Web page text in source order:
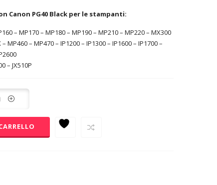
Canon PG40 Black per le stampanti:
– MP170 – MP180 – MP190 – MP210 – MP220 – MX300
MP460 – MP470 – IP1200 – IP1300 – IP1600 – IP1700 –
– JX510P